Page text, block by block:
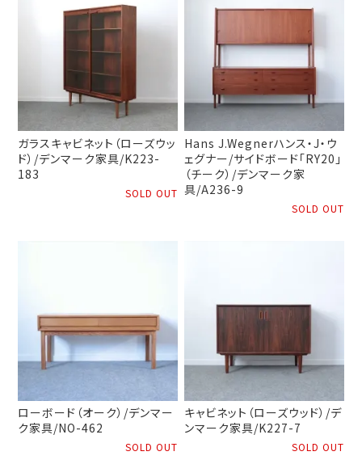
ガラスキャビネット（ローズウッ
ド）/デンマーク家具/K223-
183
SOLD OUT
Hans J.Wegnerハンス・J・ウ
ェグナー/サイドボード「RY20」
（チーク）/デンマーク家
具/A236-9
SOLD OUT
ローボード（オーク）/デンマー
ク家具/NO-462
SOLD OUT
キャビネット（ローズウッド）/デ
ンマーク家具/K227-7
SOLD OUT